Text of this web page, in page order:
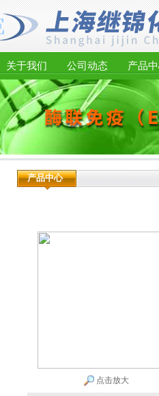
关于我们 公司动态 产品
产品中心
点击放大